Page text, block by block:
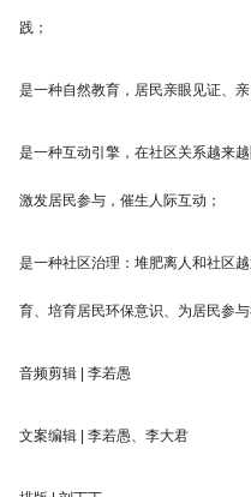
践；
是一种自然教育，居民亲眼见证、
是一种互动引擎，在社区关系越来
激发居民参与，催生人际互动；
是一种社区治理：堆肥离人和社区
育、培育居民环保意识、为居民参
音频剪辑 | 李若愚
文案编辑 | 李若愚、李大君